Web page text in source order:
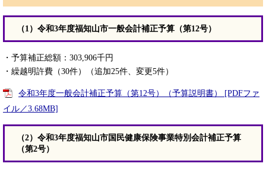
（1）令和3年度福知山市一般会計補正予算（第12号）
・予算補正総額：303,906千円
・繰越明許費（30件）（追加25件、変更5件）
令和3年度一般会計補正予算（第12号）（予算説明書） [PDFファ
イル／3.68MB]
（2）令和3年度福知山市国民健康保険事業特別会計補正予算
（第2号）